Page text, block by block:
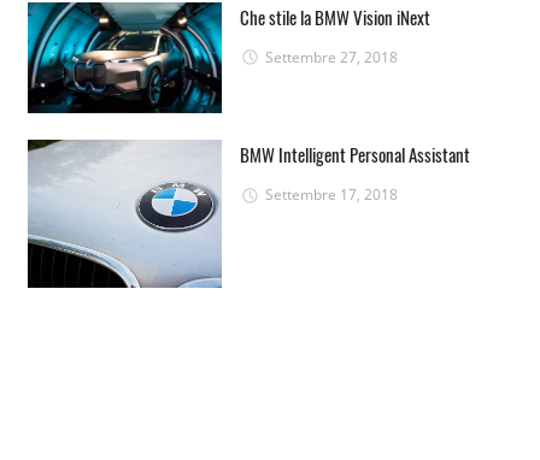
Che stile la BMW Vision iNext
Settembre 27, 2018
BMW Intelligent Personal Assistant
Settembre 17, 2018